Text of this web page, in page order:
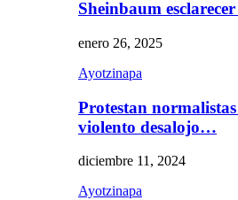
Sheinbaum
enero 26, 2025
Ayotzinapa
Protestan
violento desalojo…
diciembre 11, 2024
Ayotzinapa